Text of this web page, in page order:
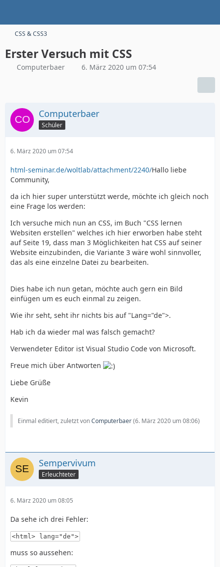
CSS & CSS3
Erster Versuch mit CSS
Computerbaer 6. März 2020 um 07:54
Computerbaer
Schüler
6. März 2020 um 07:54
html-seminar.de/woltlab/attachment/2240/Hallo liebe
Community,
da ich hier super unterstützt werde, möchte ich gleich noch
eine Frage los werden:
Ich versuche mich nun an CSS, im Buch "CSS lernen
Websiten erstellen" welches ich hier erworben habe steht
auf Seite 19, dass man 3 Möglichkeiten hat CSS auf seiner
Website einzubinden, die Variante 3 wäre wohl sinnvoller,
das als eine einzelne Datei zu bearbeiten.
Dies habe ich nun getan, möchte auch gern ein Bild
einfügen um es euch einmal zu zeigen.
Wie ihr seht, seht ihr nichts bis auf "Lang="de">.
Hab ich da wieder mal was falsch gemacht?
Verwendeter Editor ist Visual Studio Code von Microsoft.
Freue mich über Antworten
Liebe Grüße
Kevin
Einmal editiert, zuletzt vonComputerbaer(6. März 2020 um 08:06)
Sempervivum
Erleuchteter
6. März 2020 um 08:05
Da sehe ich drei Fehler:
<html> lang="de">
muss so aussehen: